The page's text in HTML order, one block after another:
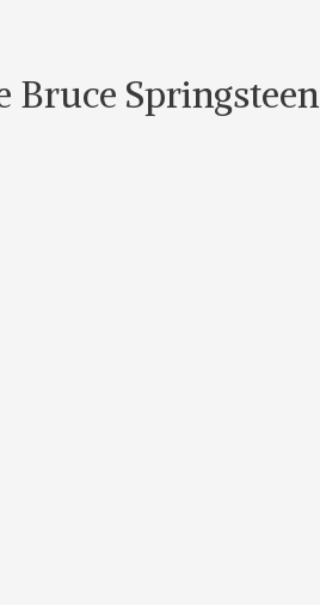
Bruce Springsteen